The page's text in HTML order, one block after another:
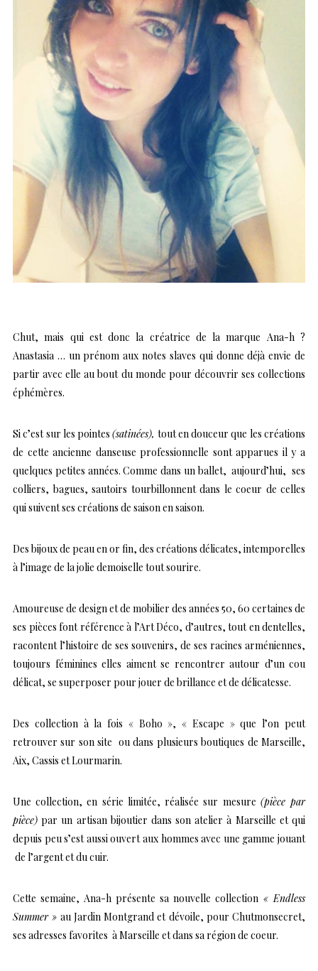
Chut, mais qui est donc la créatrice de la marque Ana-h ?
Anastasia … un prénom aux notes slaves qui donne déjà envie de
partir avec elle au bout du monde pour découvrir ses collections
éphémères.
Si c’est sur les pointes(satinées), tout en douceur que les créations
de cette ancienne danseuse professionnelle sont apparues il y a
quelques petites années. Comme dans un ballet, aujourd’hui, ses
colliers, bagues, sautoirs tourbillonnent dans le coeur de celles
qui suivent ses créations de saison en saison.
Des bijoux de peau en or fin, des créations délicates, intemporelles
à l’image de la jolie demoiselle tout sourire.
Amoureuse de design et de mobilier des années 50, 60 certaines de
ses pièces font référence à l’Art Déco, d’autres, tout en dentelles,
racontent l’histoire de ses souvenirs, de ses racines arméniennes,
toujours féminines elles aiment se rencontrer autour d’un cou
délicat, se superposer pour jouer de brillance et de délicatesse.
Des collection à la fois « Boho », « Escape » que l’on peut
retrouver sur son site ou dans plusieurs boutiques de Marseille,
Aix, Cassis et Lourmarin.
Une collection, en série limitée, réalisée sur mesure (pièce par
pièce) par un artisan bijoutier dans son atelier à Marseille et qui
depuis peu s’est aussi ouvert aux hommes avec une gamme jouant
de l’argent et du cuir.
Cette semaine, Ana-h présente sa nouvelle collection « Endless
Summer » au Jardin Montgrand et dévoile, pour Chutmonsecret,
ses adresses favorites à Marseille et dans sa région de coeur.